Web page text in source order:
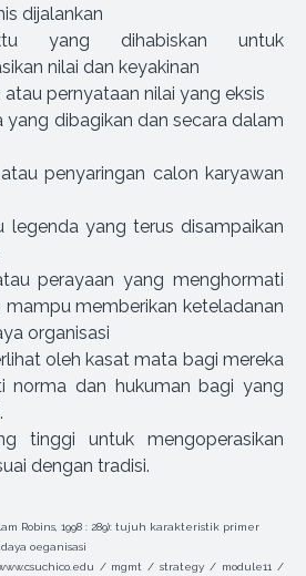
dijalankan
yang dihabiskan untuk
nilai dan keyakinan
pernyataan nilai yang eksis
yang dibagikan dan secara dalam
penyaringan calon karyawan
legenda yang terus disampaikan
perayaan yang menghormati
memberikan keteladanan
organisasi
oleh kasat mata bagi mereka
norma dan hukuman bagi yang
tinggi untuk mengoperasikan
dengan tradisi.
Robins, 1998 : 289): tujuh karakteristik primer
oeganisasi
/ mgmt / strategy / module11 /